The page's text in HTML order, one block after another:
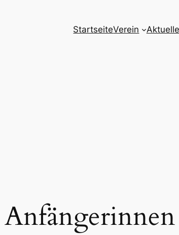
StartseiteVerein